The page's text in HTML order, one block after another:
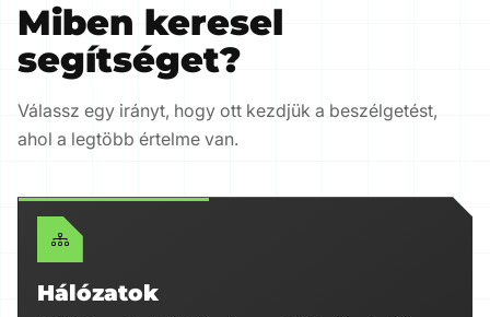
Miben keresel
segítséget?
Válassz egy irányt, hogy ott kezdjük a beszélgetést,
ahol a legtöbb értelme van.
Hálózatok